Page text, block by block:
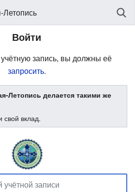
Войти
запись, вы должны её
запросить.
Летопись делается такими же
свой вклад.